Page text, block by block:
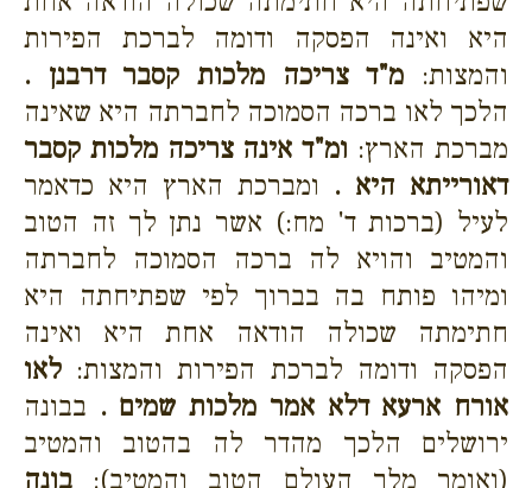
היא ואינה הפסקה ודומה לברכת הפירות
והמצות: מ"ד צריכה מלכות קסבר דרבנן .
הלכך לאו ברכה הסמוכה לחברתה היא שאינה
מברכת הארץ: ומ"ד אינה צריכה מלכות קסבר
דאורייתא היא . ומברכת הארץ היא כדאמר
לעיל (ברכות ד' מח:) אשר נתן לך זה הטוב
והמטיב והויא לה ברכה הסמוכה לחברתה
ומיהו פותח בה בברוך לפי שפתיחתה היא
חתימתה שכולה הודאה אחת היא ואינה
הפסקה ודומה לברכת הפירות והמצות: לאו
אורח ארעא דלא אמר מלכות שמים . בבונה
ירושלים הלכך מהדר לה בהטוב והמטיב
(ואומר מלך העולם הטוב והמטיב): בונה